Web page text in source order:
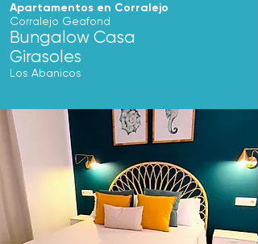
Apartamentos en Corralejo
Corralejo Geafond
Bungalow Casa
Girasoles
Los Abanicos